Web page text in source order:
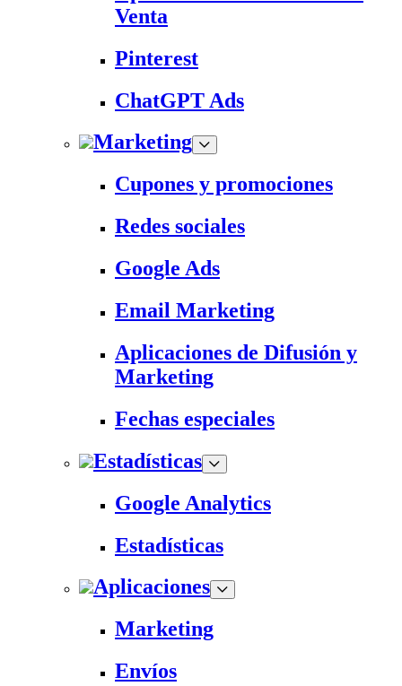
Venta
Pinterest
ChatGPT Ads
Marketing
Cupones y promociones
Redes sociales
Google Ads
Email Marketing
Aplicaciones de Difusión y
Marketing
Fechas especiales
Estadísticas
Google Analytics
Estadísticas
Aplicaciones
Marketing
Envíos